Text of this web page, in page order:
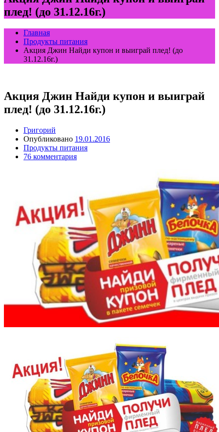
плед! (до 31.12.16г.)
Главная
Продукты питания
Акция Джин Найди купон и выиграй плед! (до
31.12.16г.)
Акция Джин Найди купон и выиграй
плед! (до 31.12.16г.)
Григорий
Опубликовано 19.01.2016
Продукты питания
76 комментария